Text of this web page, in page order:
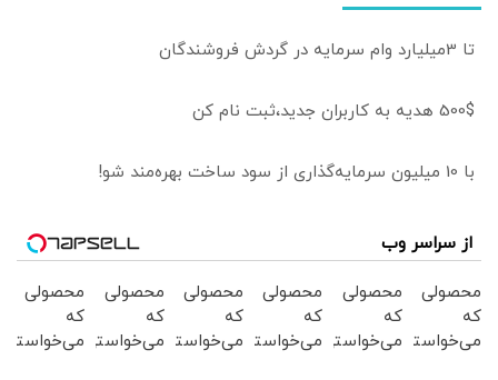
تا 3میلیارد وام سرمایه در گردش فروشندگان
500$ هدیه به کاربران جدید،ثبت نام کن
با 10 میلیون سرمایه‌گذاری از سود ساخت بهره‌مند شو!
از سراسر وب
محصولی
که
می‌خواستی
محصولی
که
می‌خواستی
محصولی
که
می‌خواستی
محصولی
که
می‌خواستی
محصولی
که
می‌خواستی
محصولی
که
می‌خواستی